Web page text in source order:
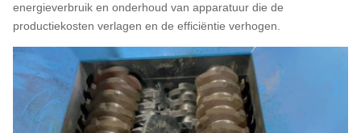
energieverbruik en onderhoud van apparatuur die de
productiekosten verlagen en de efficiëntie verhogen.